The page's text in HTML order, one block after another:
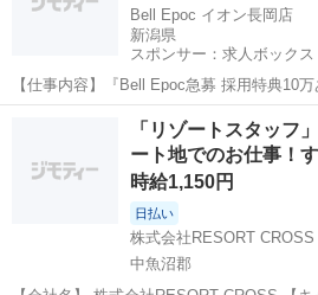
Bell Epoc イオン長岡店
新潟県
スポンサー：求人ボックス
【仕事内容】『Bell Epoc急募 採用特典10
う <募集職種> マッサージ <仕事内容> リ
して『癒されたい』『元気になりたい』『
みを 施術でサポート...
アルバイト・パート
「リゾートスタッフ
ート地でのお仕事！
時給1,150円
日払い
株式会社RESORT CROSS
中魚沼郡